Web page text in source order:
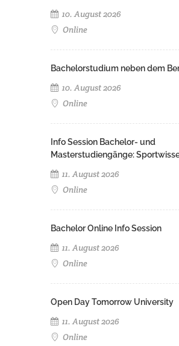
10. August 2026
Online
Bachelorstudium neben dem
10. August 2026
Online
Info Session Bachelor- und
Masterstudiengänge:
11. August 2026
Online
Bachelor Online Info Session
11. August 2026
Online
Open Day Tomorrow University
11. August 2026
Online